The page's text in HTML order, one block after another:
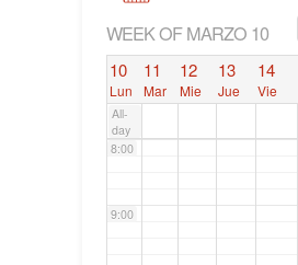
WEEK OF MARZO 10
10
Lun
11
Mar
12
Mie
13
Jue
14
Vie
All-
day
7:00
8:00
9:00